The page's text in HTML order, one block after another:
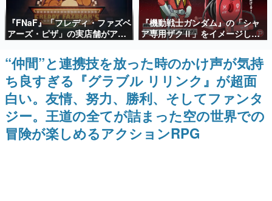
殿堂入り記事
SNS拡散数が数千以上！ ページビュー数万以上！ などな
ど。多くの人々に読まれた、電ファミ渾身の“殿堂入り”記
事をまとめました。
ゲームの企画書
名作ゲームクリエイターの方々に製作時のエピソードをお
聞きし、ヒットする企画（ゲーム）とは何か？を探ってい
きます。
赫本
この物語を解いてはいけない。『赫本』は、〈試験問題〉
の形をした短編ホラー小説集です。
『FNaF』「フレディ・ファズベ
アーズ・ピザ」の実店舗がアメ
リカの商業施設「American
Dream」に2027年オープン！
ScottGamesとの共同開発、食
事だけでなくステージショーや
没入型のホラー体験も楽しめる
『機動戦士ガンダム』の「シャ
ア専用ザクⅡ」をイメージした
散水ホースリールが予約開始。
本体にはシャアのパーソナルマ
ークやジオン公国軍のエンブレ
ム、型式番号などを配置
“仲間”と連携技を放った時のかけ声が気持
ち良すぎる『グラブル リリンク』が超面
白い。友情、努力、勝利、そしてファンタ
ジー。王道の全てが詰まった空の世界での
冒険が楽しめるアクションRPG